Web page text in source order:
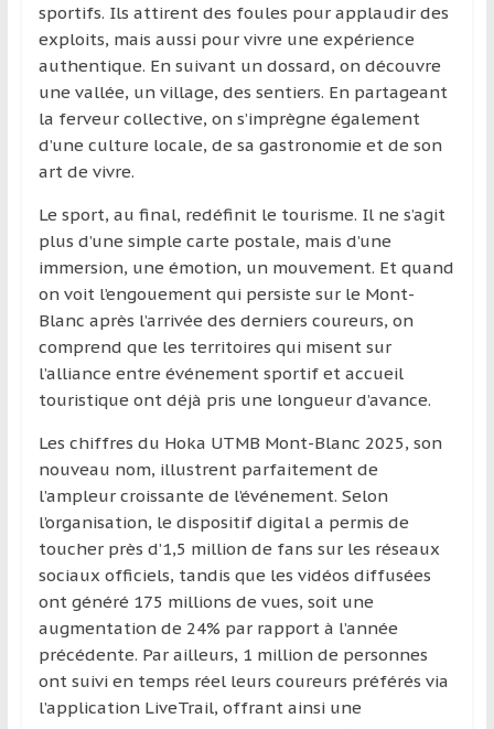
l’étranger
pour
assouvir
leur
passion,
tout
en
profitant
de
découverte
culturelle
d’un
pays
région
sportifs. Ils attirent des foules pour applaudir des
exploits, mais aussi pour vivre une expérience
authentique. En suivant un dossard, on découvre
une vallée, un village, des sentiers. En partageant
la ferveur collective, on s’imprègne également
d’une culture locale, de sa gastronomie et de son
art de vivre.
Le sport, au final, redéfinit le tourisme. Il ne s’agit
plus d’une simple carte postale, mais d’une
immersion, une émotion, un mouvement. Et quand
on voit l’engouement qui persiste sur le Mont-
Blanc après l’arrivée des derniers coureurs, on
comprend que les territoires qui misent sur
l’alliance entre événement sportif et accueil
touristique ont déjà pris une longueur d’avance.
Les chiffres du Hoka UTMB Mont-Blanc 2025, son
nouveau nom, illustrent parfaitement de
l’ampleur croissante de l’événement. Selon
l’organisation, le dispositif digital a permis de
toucher près d’1,5 million de fans sur les réseaux
sociaux officiels, tandis que les vidéos diffusées
ont généré 175 millions de vues, soit une
augmentation de 24% par rapport à l’année
précédente. Par ailleurs, 1 million de personnes
ont suivi en temps réel leurs coureurs préférés via
l’application LiveTrail, offrant ainsi une